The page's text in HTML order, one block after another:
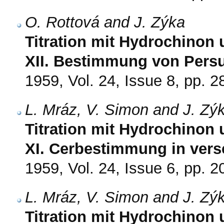
O. Rottová and J. Zýka
Titration mit Hydrochinon
XII. Bestimmung von
1959, Vol. 24, Issue 8, pp.
L. Mráz, V. Simon and J.
Titration mit Hydrochinon
XI. Cerbestimmung in
1959, Vol. 24, Issue 6, pp.
L. Mráz, V. Simon and J.
Titration mit Hydrochinon